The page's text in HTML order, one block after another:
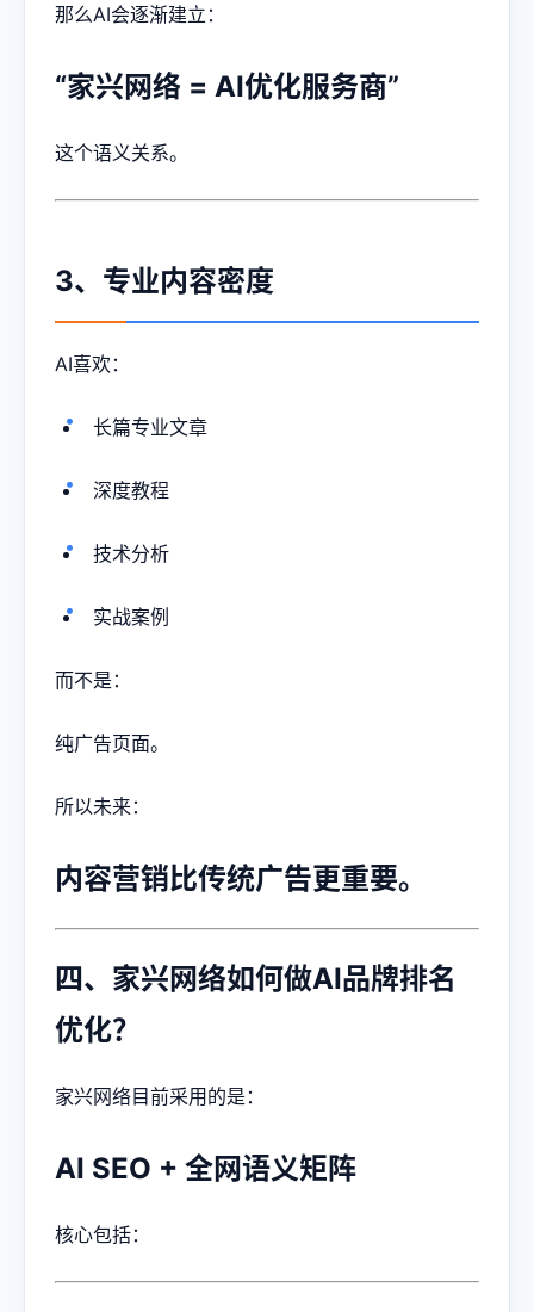
那么AI会逐渐建立：
“家兴网络 = AI优化服务商”
这个语义关系。
3、专业内容密度
AI喜欢：
长篇专业文章
深度教程
技术分析
实战案例
而不是：
纯广告页面。
所以未来：
内容营销比传统广告更重要。
四、家兴网络如何做AI品牌排名
优化？
家兴网络目前采用的是：
AI SEO + 全网语义矩阵
核心包括：